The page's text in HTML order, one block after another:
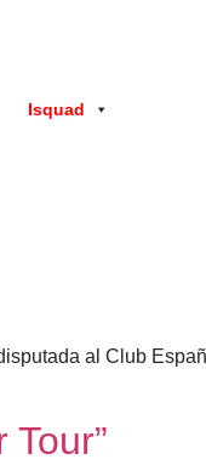
Isquad
al Club